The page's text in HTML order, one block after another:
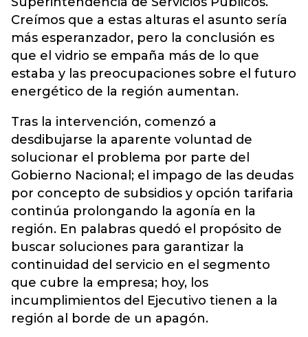
Creímos que a estas alturas el asunto sería
más esperanzador, pero la conclusión es
que el vidrio se empaña más de lo que
estaba y las preocupaciones sobre el futuro
energético de la región aumentan.
Tras la intervención, comenzó a
desdibujarse la aparente voluntad de
solucionar el problema por parte del
Gobierno Nacional; el impago de las deudas
por concepto de subsidios y opción tarifaria
continúa prolongando la agonía en la
región. En palabras quedó el propósito de
buscar soluciones para garantizar la
continuidad del servicio en el segmento
que cubre la empresa; hoy, los
incumplimientos del Ejecutivo tienen a la
región al borde de un apagón.